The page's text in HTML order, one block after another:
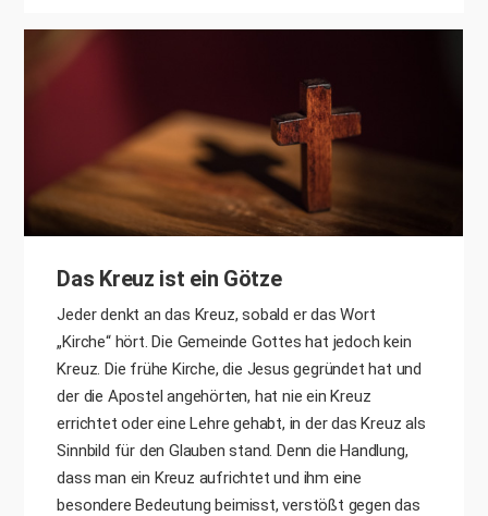
Das Kreuz ist ein Götze
Jeder denkt an das Kreuz, sobald er das Wort
„Kirche“ hört. Die Gemeinde Gottes hat jedoch kein
Kreuz. Die frühe Kirche, die Jesus gegründet hat und
der die Apostel angehörten, hat nie ein Kreuz
errichtet oder eine Lehre gehabt, in der das Kreuz als
Sinnbild für den Glauben stand. Denn die Handlung,
dass man ein Kreuz aufrichtet und ihm eine
besondere Bedeutung beimisst, verstößt gegen das